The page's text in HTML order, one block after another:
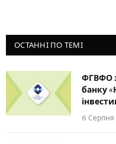
ОСТАННІ ПО ТЕМІ
ФГВФО
банку
6 Серпня